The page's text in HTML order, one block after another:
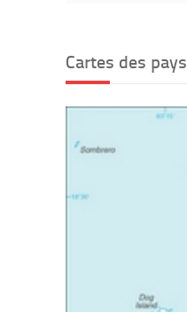
Cartes des pays